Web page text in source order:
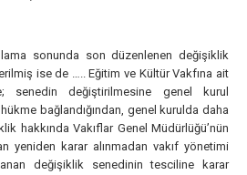
sonunda son düzenlenen değişiklik
ise de ….. Eğitim ve Kültür Vakfına ait
senedin değiştirilmesine genel kurul
bağlandığından, genel kurulda daha
hakkında Vakıflar Genel Müdürlüğü’nün
yeniden karar alınmadan vakıf yönetimi
değişiklik senedinin tesciline karar